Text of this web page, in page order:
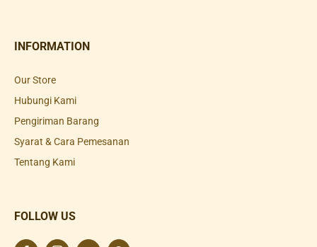
INFORMATION
Our Store
Hubungi Kami
Pengiriman Barang
Syarat & Cara Pemesanan
Tentang Kami
FOLLOW US